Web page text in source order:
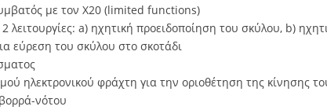
με τον Χ20 (limited functions)
λειτουργίες: a) ηχητική προειδοποίηση του σκύλου, b)
εύρεση του σκύλου στο σκοτάδι
ηλεκτρονικού φράχτη για την οριοθέτηση της κίνησης
νότου